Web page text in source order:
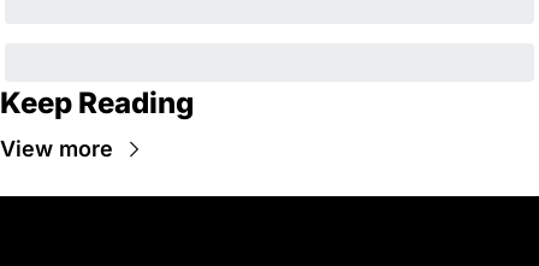
Keep Reading
View more